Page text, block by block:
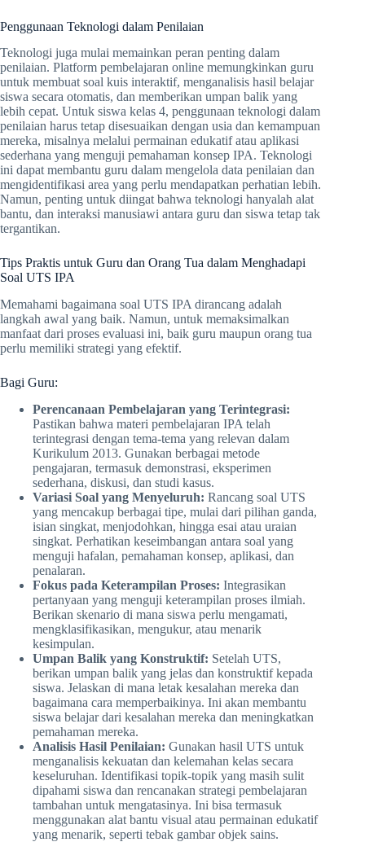
Penggunaan Teknologi dalam Penilaian
Teknologi juga mulai memainkan peran penting dalam
penilaian. Platform pembelajaran online memungkinkan guru
untuk membuat soal kuis interaktif, menganalisis hasil belajar
siswa secara otomatis, dan memberikan umpan balik yang
lebih cepat. Untuk siswa kelas 4, penggunaan teknologi dalam
penilaian harus tetap disesuaikan dengan usia dan kemampuan
mereka, misalnya melalui permainan edukatif atau aplikasi
sederhana yang menguji pemahaman konsep IPA. Teknologi
ini dapat membantu guru dalam mengelola data penilaian dan
mengidentifikasi area yang perlu mendapatkan perhatian lebih.
Namun, penting untuk diingat bahwa teknologi hanyalah alat
bantu, dan interaksi manusiawi antara guru dan siswa tetap tak
tergantikan.
Tips Praktis untuk Guru dan Orang Tua dalam Menghadapi
Soal UTS IPA
Memahami bagaimana soal UTS IPA dirancang adalah
langkah awal yang baik. Namun, untuk memaksimalkan
manfaat dari proses evaluasi ini, baik guru maupun orang tua
perlu memiliki strategi yang efektif.
Bagi Guru:
Perencanaan Pembelajaran yang Terintegrasi:
Pastikan bahwa materi pembelajaran IPA telah
terintegrasi dengan tema-tema yang relevan dalam
Kurikulum 2013. Gunakan berbagai metode
pengajaran, termasuk demonstrasi, eksperimen
sederhana, diskusi, dan studi kasus.
Variasi Soal yang Menyeluruh: Rancang soal UTS
yang mencakup berbagai tipe, mulai dari pilihan ganda,
isian singkat, menjodohkan, hingga esai atau uraian
singkat. Perhatikan keseimbangan antara soal yang
menguji hafalan, pemahaman konsep, aplikasi, dan
penalaran.
Fokus pada Keterampilan Proses: Integrasikan
pertanyaan yang menguji keterampilan proses ilmiah.
Berikan skenario di mana siswa perlu mengamati,
mengklasifikasikan, mengukur, atau menarik
kesimpulan.
Umpan Balik yang Konstruktif: Setelah UTS,
berikan umpan balik yang jelas dan konstruktif kepada
siswa. Jelaskan di mana letak kesalahan mereka dan
bagaimana cara memperbaikinya. Ini akan membantu
siswa belajar dari kesalahan mereka dan meningkatkan
pemahaman mereka.
Analisis Hasil Penilaian: Gunakan hasil UTS untuk
menganalisis kekuatan dan kelemahan kelas secara
keseluruhan. Identifikasi topik-topik yang masih sulit
dipahami siswa dan rencanakan strategi pembelajaran
tambahan untuk mengatasinya. Ini bisa termasuk
menggunakan alat bantu visual atau permainan edukatif
yang menarik, seperti tebak gambar objek sains.